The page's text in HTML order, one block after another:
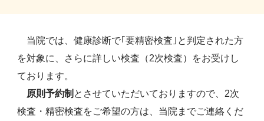
当院では、健康診断で｢要精密検査｣と判定された方
を対象に、さらに詳しい検査（2次検査）をお受けし
ております。
原則予約制 とさせていただいておりますので、2次
検査・精密検査をご希望の方は、当院までご連絡くだ